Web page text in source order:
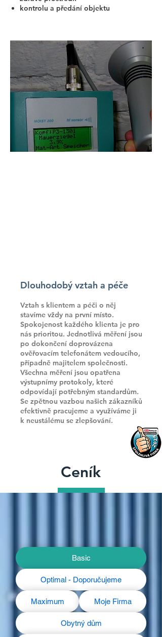
kontrolu a předání objektu
Dlouhodobý vztah a péče
Vztah s klientem a péči o něj
stavíme vždy na první místo.
Spokojenost každého klienta je pro
nás prioritou. Jednotlivá měření jsou
po dokončení doprovázena
ověřovacím telefonátem vedoucího,
případně majitelem společnosti.
Všechna měření jsou opatřena
výstupnímy protokoly, které
odpovídají potřebným standardům.
Se zpětnou vazbou našich zákazníků
efektivně pracujeme a využíváme ji
k neustálému se zlepšování.
Ceník
Basic
Optimal - Doporučujeme
Maximum Moje Firma
Obytný dům